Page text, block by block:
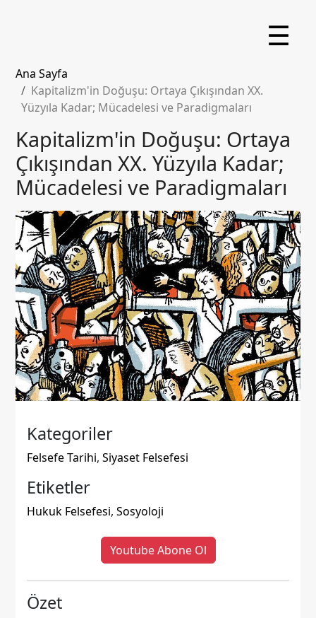
☰
Ana Sayfa
Kapitalizm'in Doğuşu: Ortaya Çıkışından XX.
Yüzyıla Kadar; Mücadelesi ve Paradigmaları
Kapitalizm'in Doğuşu: Ortaya
Çıkışından XX. Yüzyıla Kadar;
Mücadelesi ve Paradigmaları
Kategoriler
Felsefe Tarihi, Siyaset Felsefesi
Etiketler
Hukuk Felsefesi, Sosyoloji
Youtube Abone Ol
Özet